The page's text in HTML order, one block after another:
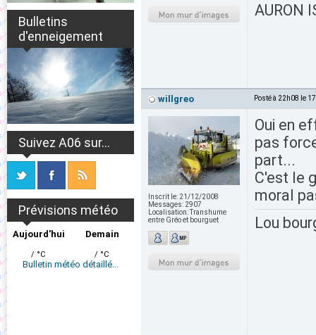
Bulletins
d'enneigement
Suivez A06 sur...
Prévisions météo
Aujourd'hui
/ °C
Demain
/ °C
Bulletin météo détaillé...
AURON
willgreo Posté à 22h08 le
Inscrit le: 21/12/2008
Messages: 2907
Localisation:Transhume
entre Gréo et bourguet
Oui en
pas
part...
C'est le
moral
Lou